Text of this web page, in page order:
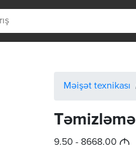
Məişət texnikası
Təmizləmə
9.50 - 8668.00 M